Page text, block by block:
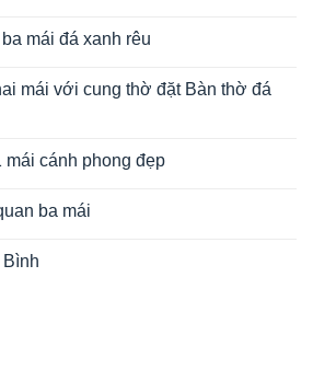
mái đá xanh rêu
mái với cung thờ đặt Bàn thờ đá
mái cánh phong đẹp
ba mái
Bình